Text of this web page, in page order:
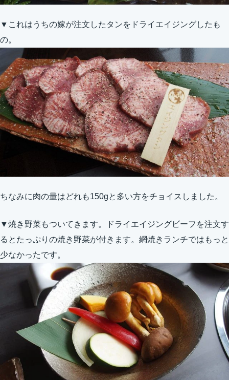
▼これはうちの嫁が注文したタンをドライエイジングしたも
の。
ちなみに肉の量はどれも150gと多い方をチョイスしました。
▼焼き野菜もついてきます。ドライエイジングビーフを注文す
るとたっぷりの焼き野菜が付きます。網焼きランチではもっと
少なかったです。